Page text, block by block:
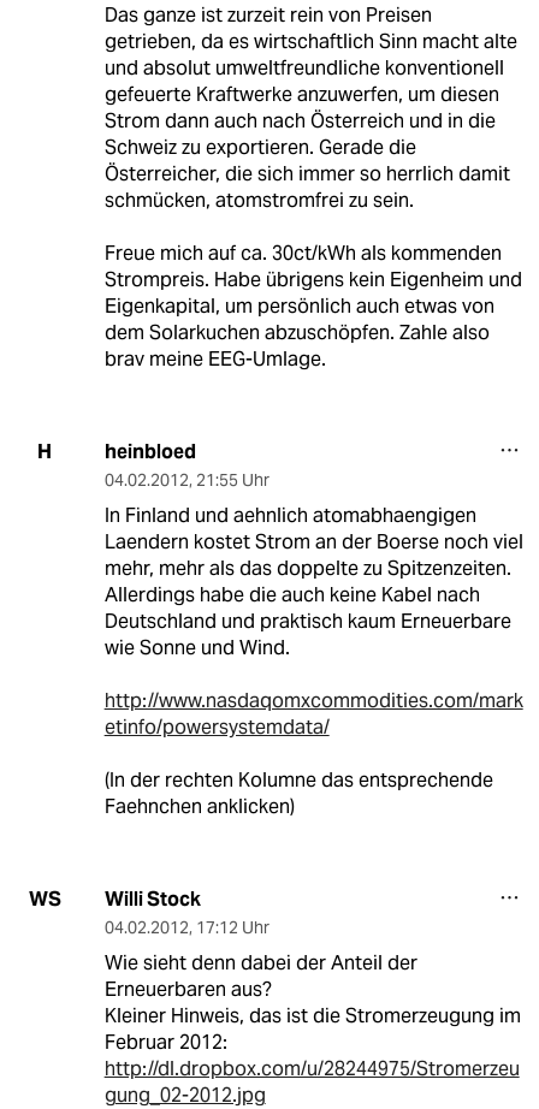
Das ganze ist zurzeit rein von Preisen
getrieben, da es wirtschaftlich Sinn macht alte
und absolut umweltfreundliche konventionell
gefeuerte Kraftwerke anzuwerfen, um diesen
Strom dann auch nach Österreich und in die
Schweiz zu exportieren. Gerade die
Österreicher, die sich immer so herrlich damit
schmücken, atomstromfrei zu sein.
Freue mich auf ca. 30ct/kWh als kommenden
Strompreis. Habe übrigens kein Eigenheim und
Eigenkapital, um persönlich auch etwas von
dem Solarkuchen abzuschöpfen. Zahle also
brav meine EEG-Umlage.
H heinbloed
04.02.2012, 21:55 Uhr
In Finland und aehnlich atomabhaengigen
Laendern kostet Strom an der Boerse noch viel
mehr, mehr als das doppelte zu Spitzenzeiten.
Allerdings habe die auch keine Kabel nach
Deutschland und praktisch kaum Erneuerbare
wie Sonne und Wind.
http://www.nasdaqomxcommodities.com/mark
etinfo/powersystemdata/
(In der rechten Kolumne das entsprechende
Faehnchen anklicken)
WS Willi Stock
04.02.2012, 17:12 Uhr
Wie sieht denn dabei der Anteil der
Erneuerbaren aus?
Kleiner Hinweis, das ist die Stromerzeugung im
Februar 2012:
http://dl.dropbox.com/u/28244975/Stromerzeu
gung_02-2012.jpg